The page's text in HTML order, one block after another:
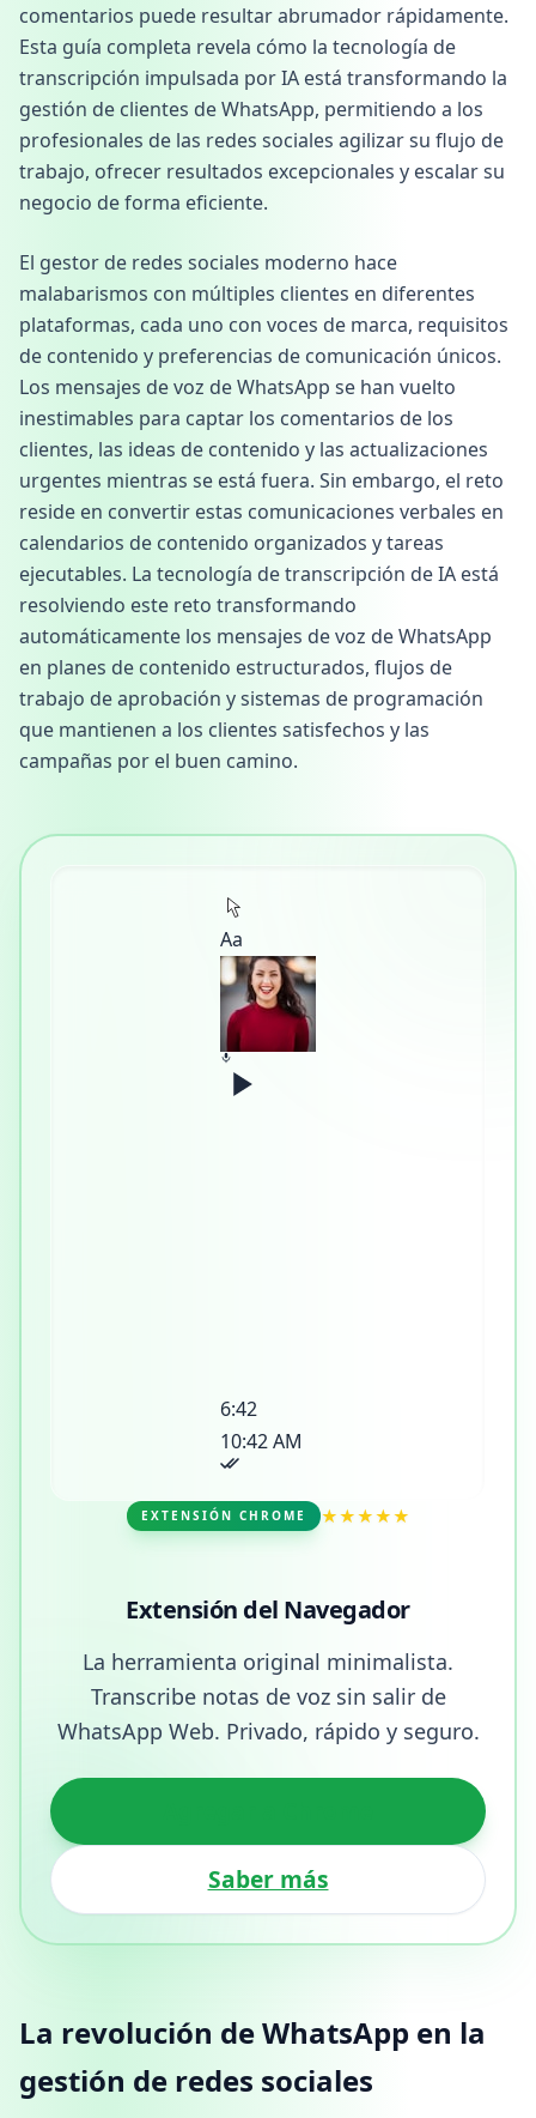
comentarios puede resultar abrumador rápidamente.
Esta guía completa revela cómo la tecnología de
transcripción impulsada por IA está transformando la
gestión de clientes de WhatsApp, permitiendo a los
profesionales de las redes sociales agilizar su flujo de
trabajo, ofrecer resultados excepcionales y escalar su
negocio de forma eficiente.
El gestor de redes sociales moderno hace
malabarismos con múltiples clientes en diferentes
plataformas, cada uno con voces de marca, requisitos
de contenido y preferencias de comunicación únicos.
Los mensajes de voz de WhatsApp se han vuelto
inestimables para captar los comentarios de los
clientes, las ideas de contenido y las actualizaciones
urgentes mientras se está fuera. Sin embargo, el reto
reside en convertir estas comunicaciones verbales en
calendarios de contenido organizados y tareas
ejecutables. La tecnología de transcripción de IA está
resolviendo este reto transformando
automáticamente los mensajes de voz de WhatsApp
en planes de contenido estructurados, flujos de
trabajo de aprobación y sistemas de programación
que mantienen a los clientes satisfechos y las
campañas por el buen camino.
Aa
6:42
10:42 AM
EXTENSIÓN CHROME ★★★★★
Extensión del Navegador
La herramienta original minimalista.
Transcribe notas de voz sin salir de
WhatsApp Web. Privado, rápido y seguro.
Saber más
La revolución de WhatsApp en la
gestión de redes sociales